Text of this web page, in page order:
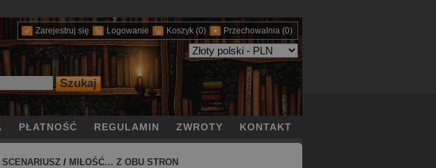
Zarejestruj się Logowanie Koszyk (0) Przechowalnia (0)
PŁATNOŚĆ REGULAMIN ZWROTY KONTAKT
/ MIŁOŚĆ… Z OBU STRON